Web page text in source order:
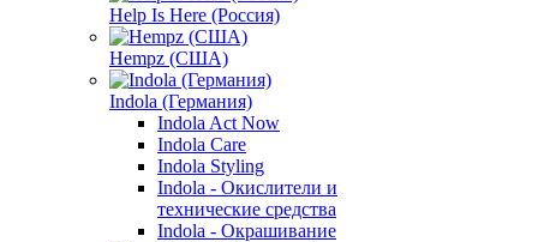
Help Is Here (Россия)
Hempz (США)
Indola (Германия)
Indola Act Now
Indola Care
Indola Styling
Indola - Окислители и
технические средства
Indola - Окрашивание